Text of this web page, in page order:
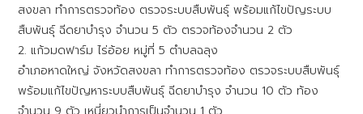
สงขลา ทำการตรวจท้อง ตรวจระบบสืบพันธุ์ พร้อมแก้ไขปัญระบบ
สืบพันธุ์ ฉีดยาบำรุง จำนวน 5 ตัว ตรวจท้องจำนวน 2 ตัว
2. แก้วมดฟาร์ม ไร่อ้อย หมู่ที่ 5 ตำบลฉลุง
อำเภอหาดใหญ่ จังหวัดสงขลา ทำการตรวจท้อง ตรวจระบบสืบพันธุ์
พร้อมแก้ไขปัญหาระบบสืบพันธุ์ ฉีดยาบำรุง จำนวน 10 ตัว ท้อง